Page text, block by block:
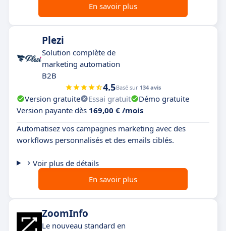
En savoir plus
Plezi
Solution complète de
marketing automation
B2B
4.5Basé sur 134 avis
Version gratuite Essai gratuit
Démo gratuite
Version payante dès 169,00 € /mois
Automatisez vos campagnes marketing avec des
workflows personnalisés et des emails ciblés.
Voir plus de détails
En savoir plus
ZoomInfo
Le nouveau standard en